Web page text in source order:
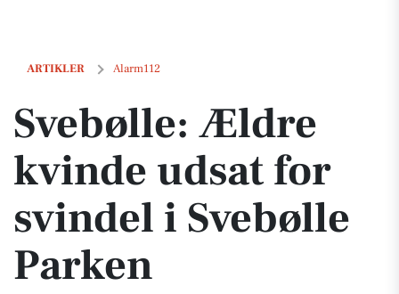
ARTIKLER Alarm112
Svebølle: Ældre kvinde udsat for svindel i Svebølle Parken
Svebølle: Ældre
kvinde udsat for
svindel i Svebølle
Parken